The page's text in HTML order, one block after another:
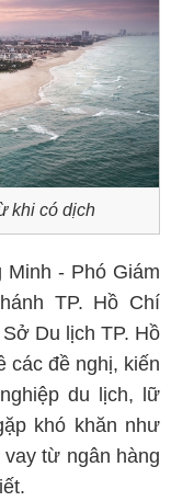
khi có dịch
Minh - Phó Giám
TP. Hồ Chí
Du lịch TP. Hồ
các đề nghị, kiến
du lịch, lữ
khó khăn như
từ ngân hàng